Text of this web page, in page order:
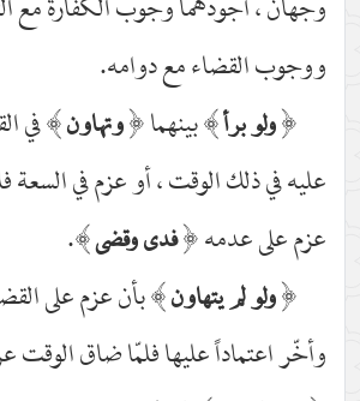
وجهان ، أجودهما وجوب الكفّارة مع
ووجوب القضاء مع دوامه.
﴿ولو برأ﴾بينهما﴿وتهاون﴾في
عليه في ذلك الوقت ، أو عزم في
عزم على عدمه﴿فدى وقضى﴾.
﴿ولو لم يتهاون﴾بأن عزم على
وأخّر اعتماداً عليها فلمّا ضاق